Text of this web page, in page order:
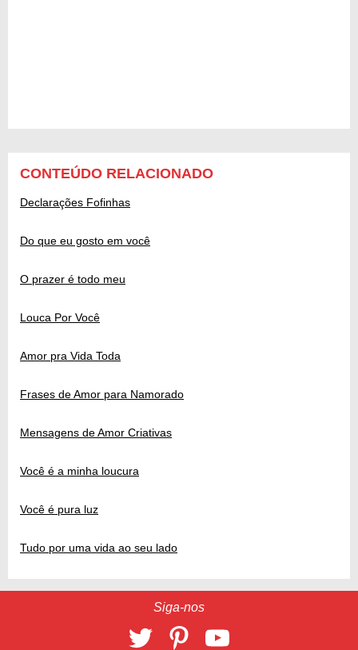
CONTEÚDO RELACIONADO
Declarações Fofinhas
Do que eu gosto em você
O prazer é todo meu
Louca Por Você
Amor pra Vida Toda
Frases de Amor para Namorado
Mensagens de Amor Criativas
Você é a minha loucura
Você é pura luz
Tudo por uma vida ao seu lado
Siga-nos